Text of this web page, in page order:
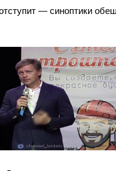
— синоптики